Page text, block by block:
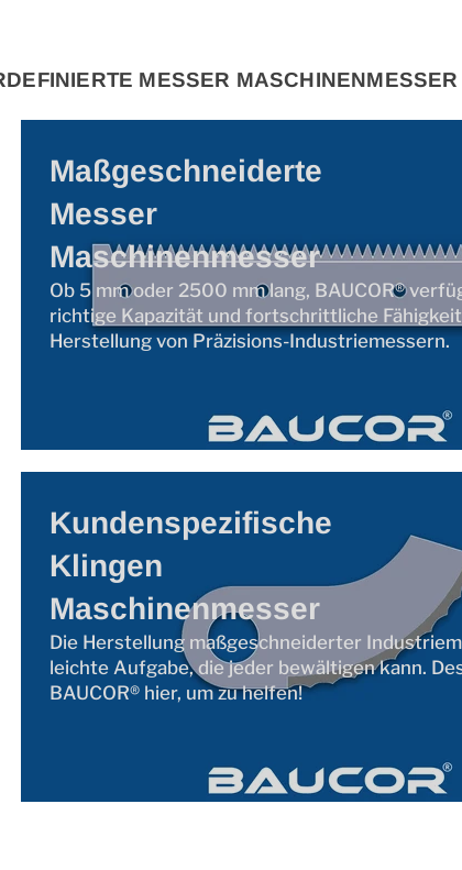
MESSER MASCHINENMESSER
Maßgeschneiderte
Messer
Maschinenmesser
Ob 5 mm oder 2500 mm lang, BAUCOR®
richtige Kapazität und fortschrittliche
Herstellung von Präzisions-Industriemessern.
Kundenspezifische
Klingen
Maschinenmesser
Die Herstellung maßgeschneiderter
leichte Aufgabe, die jeder bewältigen kann.
BAUCOR® hier, um zu helfen!